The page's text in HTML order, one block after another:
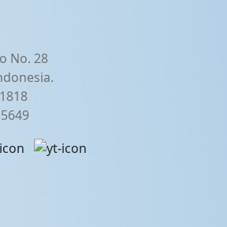
No. 28